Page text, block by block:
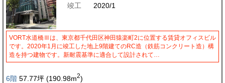
竣工
2020/1
VORT水道橋Ⅲは、東京都千代田区神田猿楽町2に位置する賃貸オフィスビル
です。2020年1月に竣工した地上9階建てのRC造（鉄筋コンクリート造）構
造を持つ建物です。新耐震基準に適合して設計されて…
6階 57.77坪 (190.98m2)